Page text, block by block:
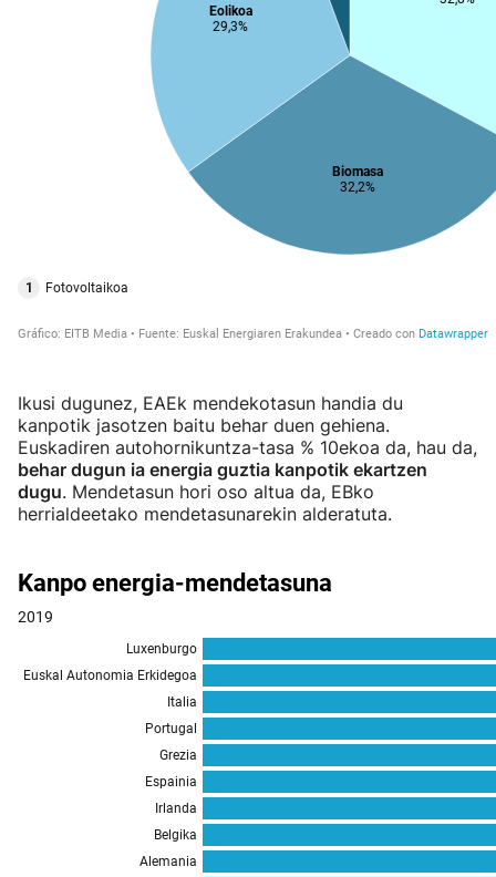
Ikusi dugunez, EAEk mendekotasun handia du
kanpotik jasotzen baitu behar duen gehiena.
Euskadiren autohornikuntza-tasa % 10ekoa da, hau da,
behar dugun ia energia guztia kanpotik ekartzen
dugu. Mendetasun hori oso altua da, EBko
herrialdeetako mendetasunarekin alderatuta.